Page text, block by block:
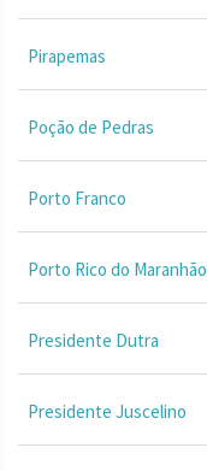
Pirapemas
Poção de Pedras
Porto Franco
Porto Rico do Maranhão
Presidente Dutra
Presidente Juscelino